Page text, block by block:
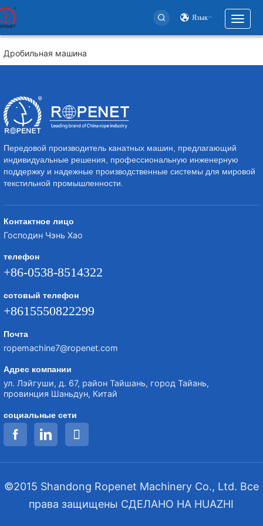
Язык
Toggle
User
account
Дробильная машина
Передовой производитель канатных машин, предлагающий
индивидуальные решения, профессиональную инженерную
поддержку и надежные производственные системы для мировой
текстильной промышленности.
Контактное лицо
Господин Чэнь Хао
телефон
+86-0538-8514322
сотовый телефон
+8615550822299
Почта
ropemachine7@ropenet.com
Адрес компании
ул. Лэйгуши, д. 67, район Тайшань, город Тайань,
провинция Шаньдун, Китай
социальные сети
©2015 Shandong Ropenet Machinery Co., Ltd. Все
права защищены СДЕЛАНО НА HUAZHI